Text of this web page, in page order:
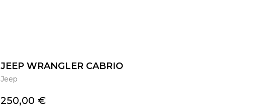
JEEP WRANGLER CABRIO
Jeep
250,00 €